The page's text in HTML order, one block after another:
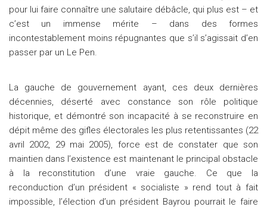
pour lui faire connaître une salutaire débâcle, qui plus est – et
c’est un immense mérite – dans des formes
incontestablement moins répugnantes que s’il s’agissait d’en
passer par un Le Pen.
La gauche de gouvernement ayant, ces deux dernières
décennies, déserté avec constance son rôle politique
historique, et démontré son incapacité à se reconstruire en
dépit même des gifles électorales les plus retentissantes (22
avril 2002, 29 mai 2005), force est de constater que son
maintien dans l’existence est maintenant le principal obstacle
à la reconstitution d’une vraie gauche. Ce que la
reconduction d’un président « socialiste » rend tout à fait
impossible, l’élection d’un président Bayrou pourrait le faire